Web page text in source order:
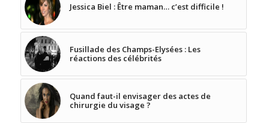
Jessica Biel : Être maman… c’est difficile !
Fusillade des Champs-Elysées : Les
réactions des célébrités
Quand faut-il envisager des actes de
chirurgie du visage ?